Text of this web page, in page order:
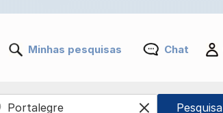
Minhas pesquisas Chat